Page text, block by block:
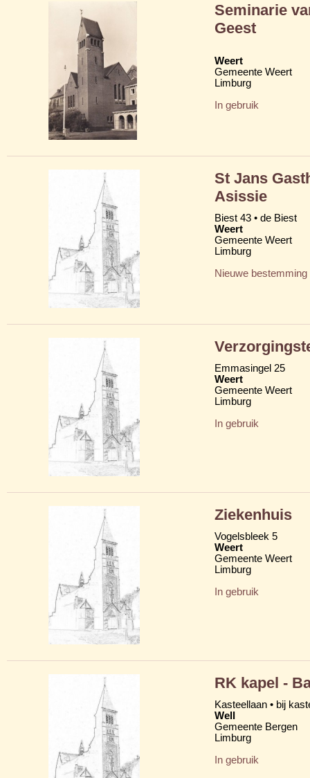
Seminarie
Geest
Weert
Gemeente Weert
Limburg
In gebruik
St Jans
Asissie
Biest 43 • de Biest
Weert
Gemeente Weert
Limburg
Nieuwe bestemming
Emmasingel 25
Weert
Gemeente Weert
Limburg
In gebruik
Ziekenhuis
Vogelsbleek 5
Weert
Gemeente Weert
Limburg
In gebruik
RK kapel -
Kasteellaan • bij
Well
Gemeente Bergen
Limburg
In gebruik